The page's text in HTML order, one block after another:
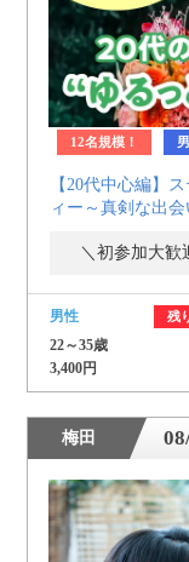
12名規模！
【20代中心編】
ィー～真剣な出会
＼初参加大歓
男性 残
22～35歳
3,400円
梅田